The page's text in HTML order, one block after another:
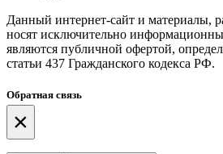
Данный интернет-сайт и материалы,
носят исключительно
являются публичной офертой,
статьи 437 Гражданского кодекса РФ.
Обратная связь
×